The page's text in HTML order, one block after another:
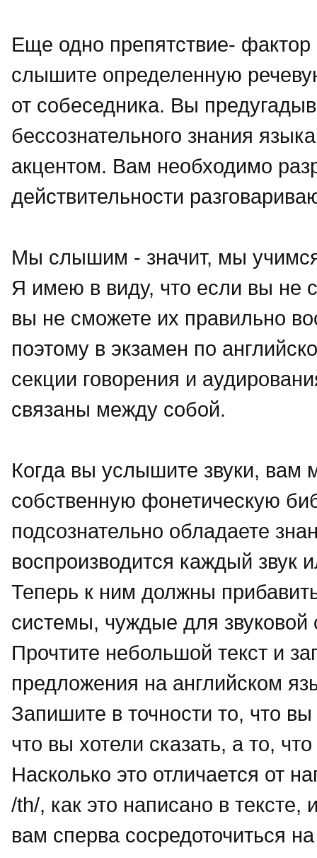
Еще одно препятствие-
слышите определенную
от собеседника. Вы
бессознательного знания
акцентом. Вам необходимо
действительности
Мы слышим - значит, мы
Я имею в виду, что если вы не
вы не сможете их правильно
поэтому в экзамен по
секции говорения и
связаны между собой.
Когда вы услышите звуки, вам
собственную фонетическую
подсознательно обладаете
воспроизводится каждый звук
Теперь к ним должны
системы, чуждые для
Прочтите небольшой текст и
предложения на английском
Запишите в точности то, что
что вы хотели сказать, а то,
Насколько это отличается от
/th/, как это написано в
вам сперва сосредоточиться